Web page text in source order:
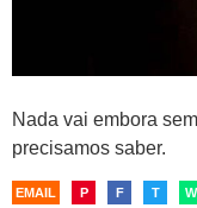
Nada vai embora
precisamos saber.
EMAIL P F T W